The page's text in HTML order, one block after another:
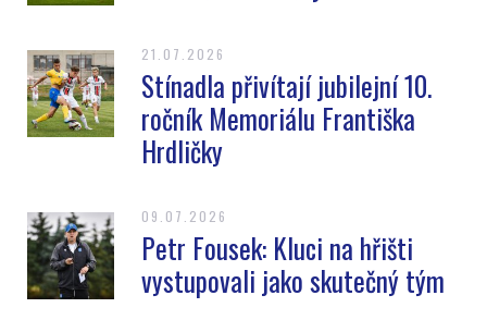
21.07.2026
Stínadla přivítají jubilejní 10.
ročník Memoriálu Františka
Hrdličky
09.07.2026
Petr Fousek: Kluci na hřišti
vystupovali jako skutečný tým